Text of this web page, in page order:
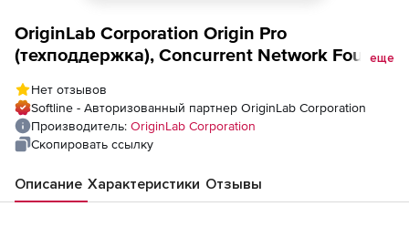
OriginLab Corporation Origin Pro
(техподдержка), Concurrent Network Four
еще
Нет отзывов
Softline - Авторизованный партнер OriginLab Corporation
Производитель: OriginLab Corporation
Скопировать ссылку
Описание Характеристики Отзывы